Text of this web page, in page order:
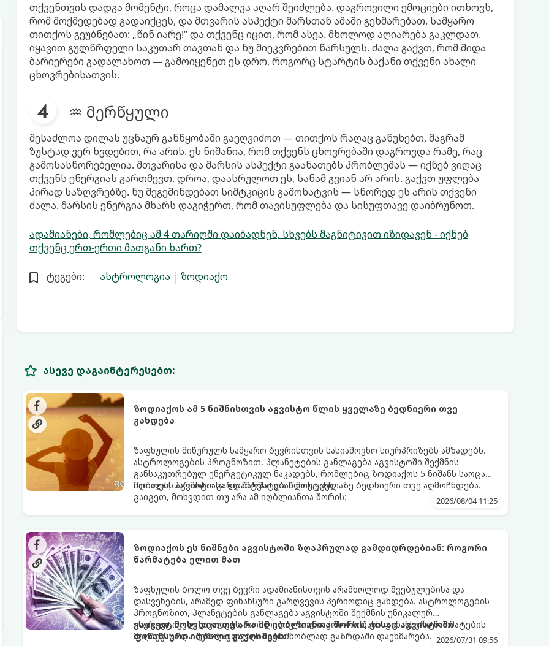
თქვენთვის დადგა მომენტი, როცა დამალვა აღარ შეიძლება. დაგროვილი ემოციები ითხოვს,
რომ მოქმედებად გადაიქცეს, და მთვარის ასპექტი მარსთან ამაში გეხმარებათ. სამყარო
თითქოს გეუბნებათ: „წინ იარე!“ და თქვენც იცით, რომ ასეა. მხოლოდ აღიარება გაკლდათ.
იყავით გულწრფელი საკუთარ თავთან და ნუ მიეკვრებით წარსულს. ძალა გაქვთ, რომ შიდა
ბარიერები გადალახოთ — გამოიყენეთ ეს დრო, როგორც სტარტის ბაქანი თქვენი ახალი
ცხოვრებისათვის.
♒ მერწყული
შესაძლოა დილას უცნაურ განწყობაში გაეღვიძოთ — თითქოს რაღაც გაწუხებთ, მაგრამ
ზუსტად ვერ ხვდებით, რა არის. ეს ნიშანია, რომ თქვენს ცხოვრებაში დაგროვდა რამე, რაც
გამოსასწორებელია. მთვარისა და მარსის ასპექტი გაანათებს პრობლემას — იქნებ ვიღაც
თქვენს ენერგიას გართმევთ. დროა, დაასრულოთ ეს, სანამ გვიან არ არის. გაქვთ უფლება
პირად საზღვრებზე. ნუ შეგეშინდებათ სიმტკიცის გამოხატვის — სწორედ ეს არის თქვენი
ძალა. მარსის ენერგია მხარს დაგიჭერთ, რომ თავისუფლება და სისუფთავე დაიბრუნოთ.
ადამიანები, რომლებიც ამ 4 თარიღში დაიბადნენ, სხვებს მაგნიტივით იზიდავენ - იქნებ
თქვენც ერთ-ერთი მათგანი ხართ?
ტეგები: ასტროლოგია ზოდიაქო
ასევე დაგაინტერესებთ:
ზოდიაქოს ამ 5 ნიშნისთვის აგვისტო წლის ყველაზე ბედნიერი თვე
გახდება
ზაფხულის მიწურულს სამყარო ბევრისთვის სასიამოვნო სიურპრიზებს ამზადებს.
ასტროლოგების პროგნოზით, პლანეტების განლაგება აგვისტოში შექმნის
განსაკუთრებულ ენერგეტიკულ ნაკადებს, რომლებიც ზოდიაქოს 5 ნიშანს საოცარ
იღბალს, ჰარმონიასა და წარმატებას მოუტანს.
მათთვის აგვისტო გარდამტეხი და წლის ყველაზე ბედნიერი თვე აღმოჩნდება.
გაიგეთ, მოხვდით თუ არა ამ იღბლიანთა შორის:
2026/08/04 11:25
ზოდიაქოს ეს ნიშნები აგვისტოში ზღაპრულად გამდიდრდებიან: როგორი
წარმატება ელით მათ
ზაფხულის ბოლო თვე ბევრი ადამიანისთვის არამხოლოდ შვებულებისა და
დასვენების, არამედ ფინანსური გარღვევის პერიოდიც გახდება. ასტროლოგების
პროგნოზით, პლანეტების განლაგება აგვისტოში შექმნის უნიკალურ
ენერგეტიკულ ნაკადებს, რომლებიც ზოდიაქოს 4 ნიშანს ფინანსური წარმატების
მიღწევასა და შემოსავლების საგრძნობლად გაზრდაში დაეხმარება.
გაიგეთ, მოხვდით თუ არა იმ იღბლიანთა შორის, ვისაც აგვისტოში
ფინანსური იღბალი გაუღიმებს:
2026/07/31 09:56